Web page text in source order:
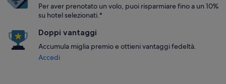
Per aver prenotato un volo, puoi risparmiare fino a un 10%
su hotel selezionati.*
Doppi vantaggi
Accumula miglia premio e ottieni vantaggi fedeltà.
Accedi